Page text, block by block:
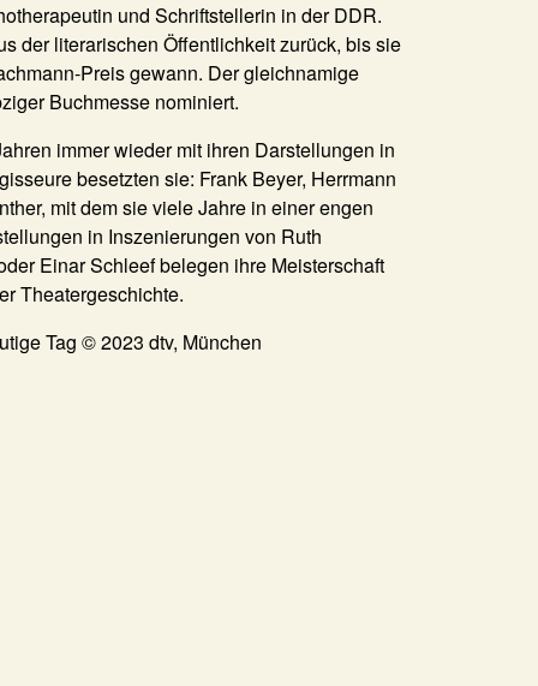
und Schriftstellerin in der DDR.
der literarischen Öffentlichkeit zurück, bis sie
Preis gewann. Der gleichnamige
Buchmesse nominiert.
immer wieder mit ihren Darstellungen in
besetzten sie: Frank Beyer, Herrmann
mit dem sie viele Jahre in einer engen
in Inszenierungen von Ruth
Einar Schleef belegen ihre Meisterschaft
Theatergeschichte.
Tag © 2023 dtv, München